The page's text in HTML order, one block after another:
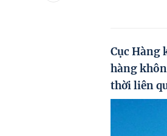
Cục Hàng
hàng
thời liên